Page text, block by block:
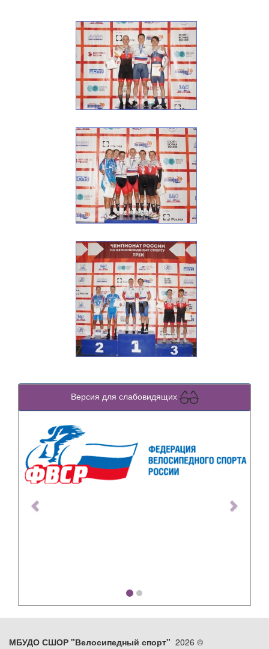
Версия для слабовидящих
Previous
МБУДО СШОР "Велосипедный спорт" 2026 ©